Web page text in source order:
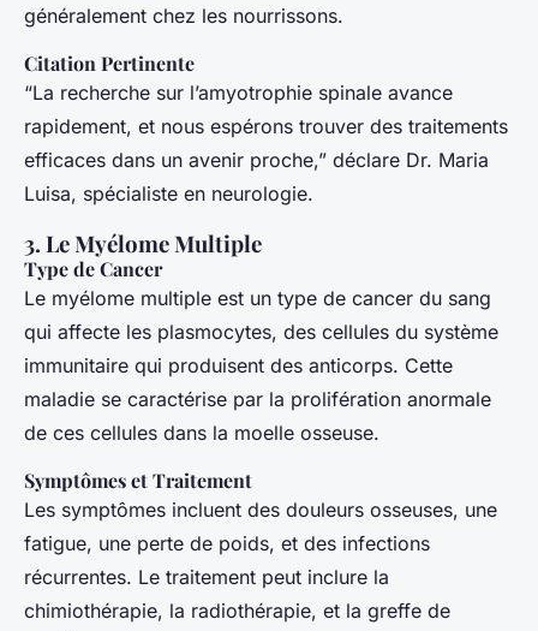
généralement chez les nourrissons.
Citation Pertinente
“La recherche sur l’amyotrophie spinale avance
rapidement, et nous espérons trouver des traitements
efficaces dans un avenir proche,” déclare Dr. Maria
Luisa, spécialiste en neurologie.
3. Le Myélome Multiple
Type de Cancer
Le myélome multiple est un type de cancer du sang
qui affecte les plasmocytes, des cellules du système
immunitaire qui produisent des anticorps. Cette
maladie se caractérise par la prolifération anormale
de ces cellules dans la moelle osseuse.
Symptômes et Traitement
Les symptômes incluent des douleurs osseuses, une
fatigue, une perte de poids, et des infections
récurrentes. Le traitement peut inclure la
chimiothérapie, la radiothérapie, et la greffe de